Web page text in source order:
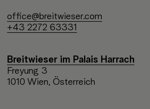
office@breitwieser.com
+43 2272 63331
Breitwieser im Palais Harrach
Freyung 3
1010 Wien, Österreich